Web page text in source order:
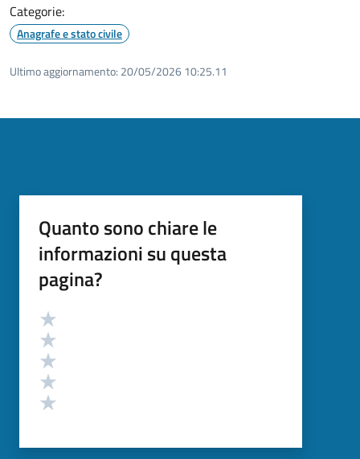
Categorie:
Anagrafe e stato civile
Ultimo aggiornamento: 20/05/2026 10:25.11
Quanto sono chiare le
informazioni su questa
pagina?
Valutazione